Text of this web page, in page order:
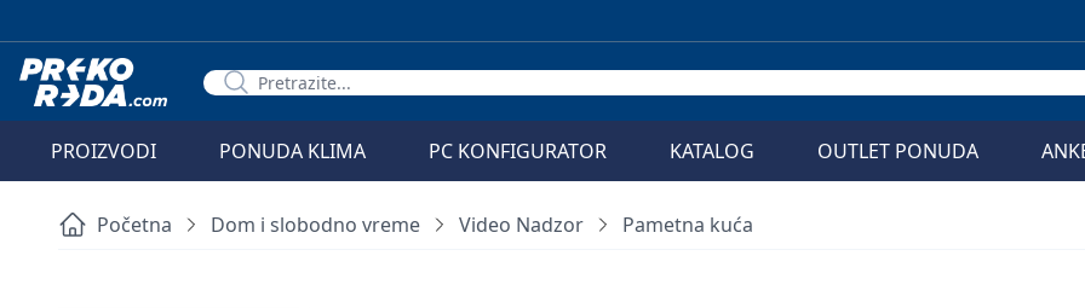
PROIZVODI PONUDA KLIMA PC KONFIGURATOR KATALOG OUTLET PONUDA
Početna Dom i slobodno vreme Video Nadzor Pametna kuća